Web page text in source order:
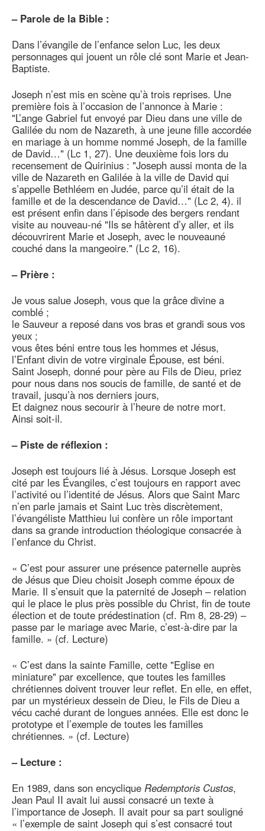
– Parole de la Bible :
Dans l’évangile de l’enfance selon Luc, les deux
personnages qui jouent un rôle clé sont Marie et Jean-
Baptiste.
Joseph n’est mis en scène qu’à trois reprises. Une
première fois à l’occasion de l’annonce à Marie :
"L’ange Gabriel fut envoyé par Dieu dans une ville de
Galilée du nom de Nazareth, à une jeune fille accordée
en mariage à un homme nommé Joseph, de la famille
de David…" (Lc 1, 27). Une deuxième fois lors du
recensement de Quirinius : "Joseph aussi monta de la
ville de Nazareth en Galilée à la ville de David qui
s’appelle Bethléem en Judée, parce qu’il était de la
famille et de la descendance de David…" (Lc 2, 4). il
est présent enfin dans l’épisode des bergers rendant
visite au nouveau-né "Ils se hâtèrent d’y aller, et ils
découvrirent Marie et Joseph, avec le nouveauné
couché dans la mangeoire." (Lc 2, 16).
– Prière :
Je vous salue Joseph, vous que la grâce divine a
comblé ;
le Sauveur a reposé dans vos bras et grandi sous vos
yeux ;
vous êtes béni entre tous les hommes et Jésus,
l’Enfant divin de votre virginale Épouse, est béni.
Saint Joseph, donné pour père au Fils de Dieu, priez
pour nous dans nos soucis de famille, de santé et de
travail, jusqu’à nos derniers jours,
Et daignez nous secourir à l’heure de notre mort.
Ainsi soit-il.
– Piste de réflexion :
Joseph est toujours lié à Jésus. Lorsque Joseph est
cité par les Évangiles, c’est toujours en rapport avec
l’activité ou l’identité de Jésus. Alors que Saint Marc
n’en parle jamais et Saint Luc très discrètement,
l’évangéliste Matthieu lui confère un rôle important
dans sa grande introduction théologique consacrée à
l’enfance du Christ.
« C’est pour assurer une présence paternelle auprès
de Jésus que Dieu choisit Joseph comme époux de
Marie. Il s’ensuit que la paternité de Joseph – relation
qui le place le plus près possible du Christ, fin de toute
élection et de toute prédestination (cf. Rm 8, 28-29) –
passe par le mariage avec Marie, c’est-à-dire par la
famille. » (cf. Lecture)
« C’est dans la sainte Famille, cette "Eglise en
miniature" par excellence, que toutes les familles
chrétiennes doivent trouver leur reflet. En elle, en effet,
par un mystérieux dessein de Dieu, le Fils de Dieu a
vécu caché durant de longues années. Elle est donc le
prototype et l’exemple de toutes les familles
chrétiennes. » (cf. Lecture)
– Lecture :
En 1989, dans son encyclique Redemptoris Custos,
Jean Paul II avait lui aussi consacré un texte à
l’importance de Joseph. Il avait pour sa part souligné
« l’exemple de saint Joseph qui s’est consacré tout